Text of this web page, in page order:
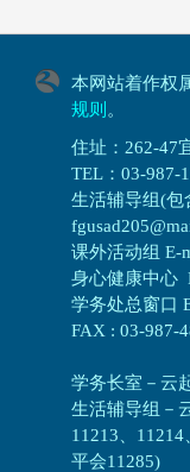
本网站着作权
规则 。
住址：262-47
TEL：03-987-
生活辅导组(包
课外活动组 E-
身心健康中心
学务处总窗口
FAX : 03-987-
学务长室－云
生活辅导组 －
11213、
平会11285)